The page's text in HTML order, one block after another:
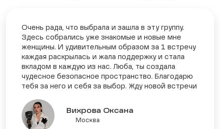
Очень рада, что выбрала и зашла в эту группу.
Здесь собрались уже знакомые и новые мне
женщины. И удивительным образом за 1 встречу
каждая раскрылась и жала поддержку и стала
вкладом в каждую из нас. Люба, ты создала
чудесное безопасное пространство. Благодарю
тебя за него и себя за выбор. Жду новой встречи
Вихрова Оксана
Москва